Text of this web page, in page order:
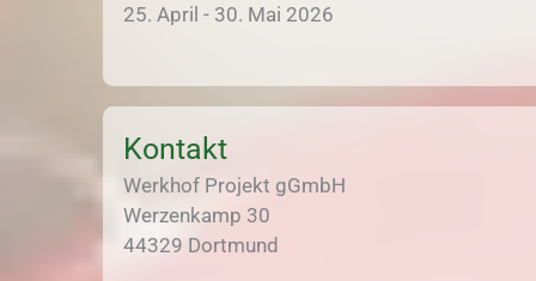
25. April - 30. Mai 2026
Kontakt
Werkhof Projekt gGmbH
Werzenkamp 30
44329 Dortmund